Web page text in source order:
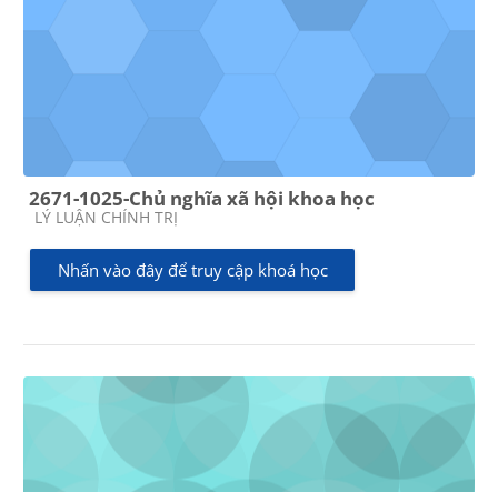
2671-1025-Chủ nghĩa xã hội khoa học
Các loại khóa học
LÝ LUẬN CHÍNH TRỊ
Nhấn vào đây để truy cập khoá học